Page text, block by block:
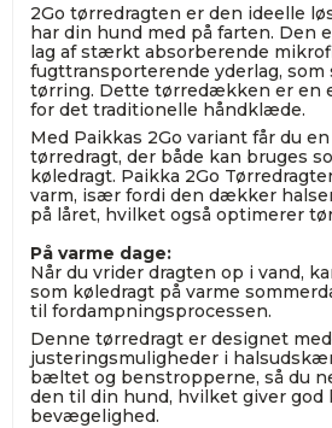
2Go tørredragten er den ideelle
har din hund med på farten. Den
lag af stærkt absorberende
fugttransporterende yderlag,
tørring. Dette tørredækken er en
for det traditionelle håndklæde.
Med Paikkas 2Go variant får du
tørredragt, der både kan bruges
køledragt. Paikka 2Go
varm, især fordi den dækker
på låret, hvilket også optimerer
På varme dage:
Når du vrider dragten op i vand,
som køledragt på varme
til fordampningsprocessen.
Denne tørredragt er designet med
justeringsmuligheder i
bæltet og benstropperne, så du
den til din hund, hvilket giver god
bevægelighed.